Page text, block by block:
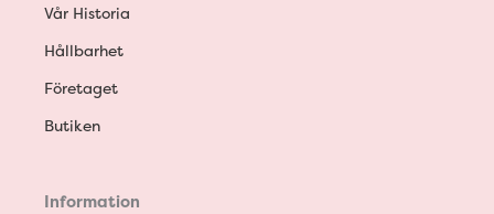
Vår Historia
Hållbarhet
Företaget
Butiken
Information